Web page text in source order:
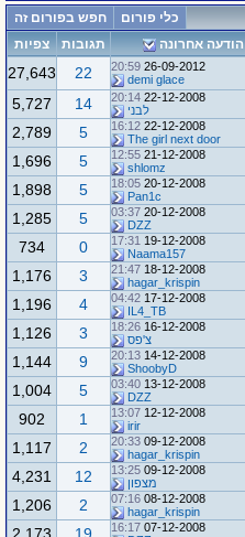
כלי פורום
חפש בפורום זה
הודעה אחרונה תגובות צפיות
26-09-2012
20:59
demi glace
22
27,643
22-12-2008
20:14
לבני
14
5,727
22-12-2008
16:12
The girl next door
5
2,789
21-12-2008
12:55
shlomz
5
1,696
20-12-2008
18:05
Pan1c
5
1,898
20-12-2008
03:37
DZZ
5
1,285
19-12-2008
17:31
Naama157
0
734
18-12-2008
21:47
hagar_krispin
3
1,176
17-12-2008
04:42
IL4_TB
4
1,196
16-12-2008
18:26
צ'פס
3
1,126
14-12-2008
20:13
ShoobyD
9
1,144
13-12-2008
03:40
DZZ
5
1,004
12-12-2008
13:07
irir
1
902
09-12-2008
20:33
hagar_krispin
2
1,117
09-12-2008
13:25
מצפון
12
4,231
08-12-2008
07:16
hagar_krispin
2
1,206
07-12-2008
16:17